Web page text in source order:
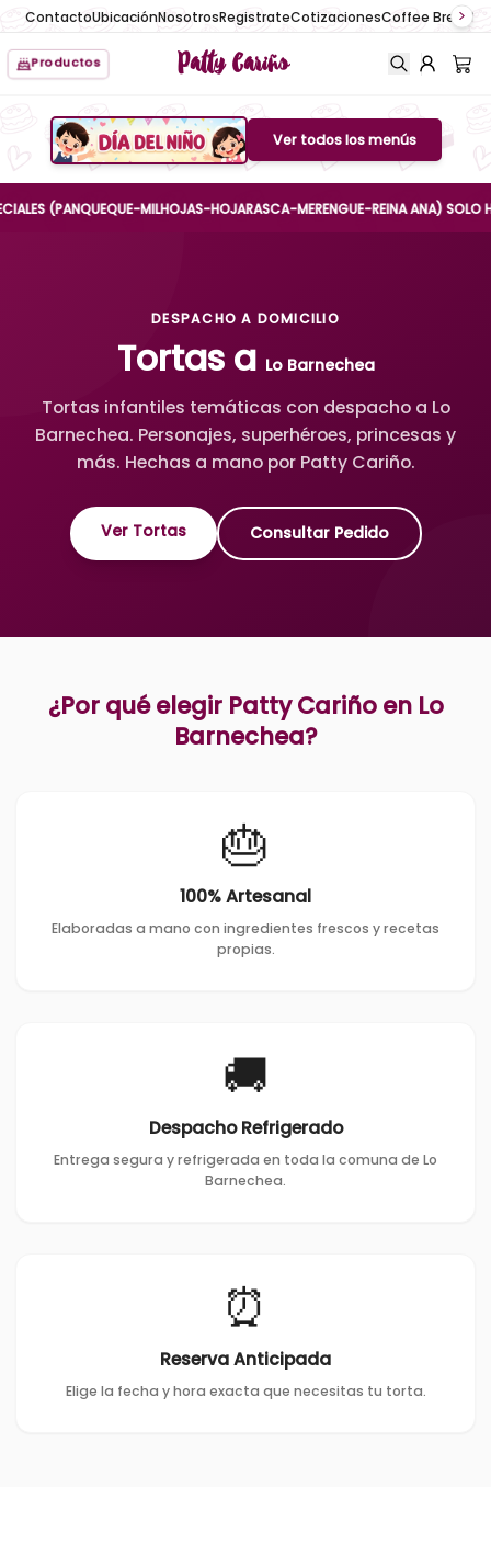
ContactoUbicaciónNosotrosRegistrateCotizacionesCoffee Break
Productos Patty Cariño
Boton de menu
Ver todos los menús
(PANQUEQUE-MILHOJAS-HOJARASCA-MERENGUE-REINA ANA) SOLO HASTA
DESPACHO A DOMICILIO
Tortas a Lo Barnechea
Tortas infantiles temáticas con despacho a Lo
Barnechea. Personajes, superhéroes, princesas y
más. Hechas a mano por Patty Cariño.
Ver Tortas Consultar Pedido
¿Por qué elegir Patty Cariño en Lo
Barnechea?
🎂
100% Artesanal
Elaboradas a mano con ingredientes frescos y recetas
propias.
🚚
Despacho Refrigerado
Entrega segura y refrigerada en toda la comuna de Lo
Barnechea.
⏰
Reserva Anticipada
Elige la fecha y hora exacta que necesitas tu torta.